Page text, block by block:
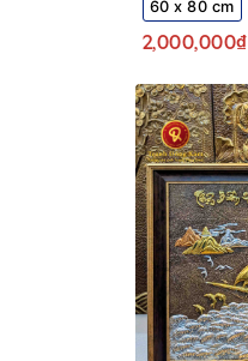
60 x 80 cm
2,000,000₫